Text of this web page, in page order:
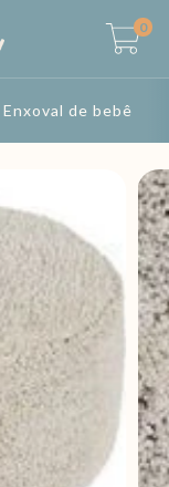
0
Enxoval de bebê